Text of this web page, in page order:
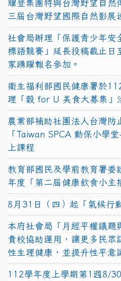
耀登集團特與台灣野望自然
三屆台灣野望國際自然影展
社會局辦理「保護青少年安
標語競賽」延長投稿截止
家踴躍報名參加。
衛生福利部國民健康署於
理「穀 for U 美食大募集」
農業部補助社團法人台灣防
「Taiwan SPCA 動保小學
上課程
教育部國民及學前教育署委
年度「第二屆健康飲食小主
8月31日（四）起「氣候行
本府社會局「月經平權議題
貴校協助運用，讓更多民眾
性生理健康，並提升性平意
112學年度上學期第1週8/